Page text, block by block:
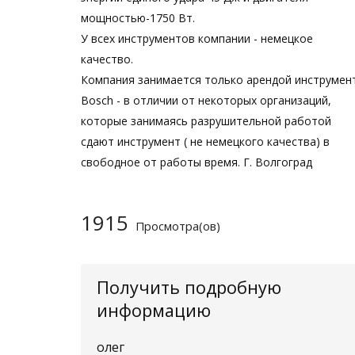
мощностью-1750 Вт.
У всех инструментов компании - немецкое
качество.
Компания занимается только арендой
Bosch - в отличии от некоторых организаций,
которые занимаясь разрушительной работой
сдают инструмент ( не немецкого качества) в
свободное от работы время. Г. Волгоград
1915 Просмотра(ов)
Получить подробную
информацию
олег